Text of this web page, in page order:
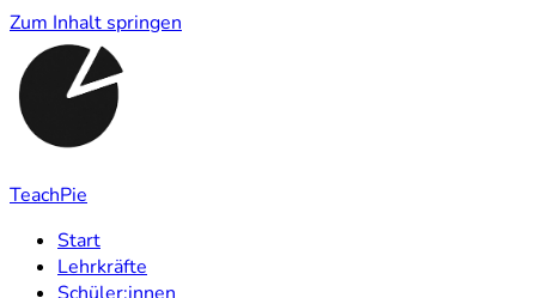
Zum Inhalt springen
TeachPie
Start
Lehrkräfte